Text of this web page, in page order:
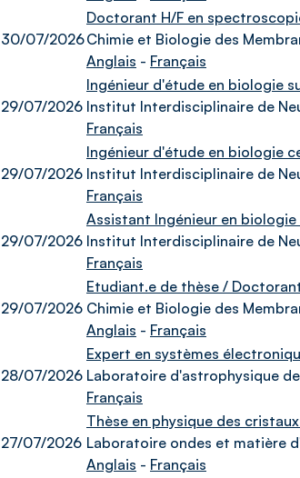
30/07/2026
Doctorant H/F en
Chimie et Biologie des
Anglais - Français
29/07/2026
Ingénieur d'étude en biologie
Institut Interdisciplinaire de
Français
29/07/2026
Ingénieur d'étude en biologie
Institut Interdisciplinaire de
Français
29/07/2026
Assistant Ingénieur en
Institut Interdisciplinaire de
Français
29/07/2026
Etudiant.e de thèse /
Chimie et Biologie des
Anglais - Français
28/07/2026
Expert en systèmes
Laboratoire d'astrophysique
Français
27/07/2026
Thèse en physique des
Laboratoire ondes et matière
Anglais - Français